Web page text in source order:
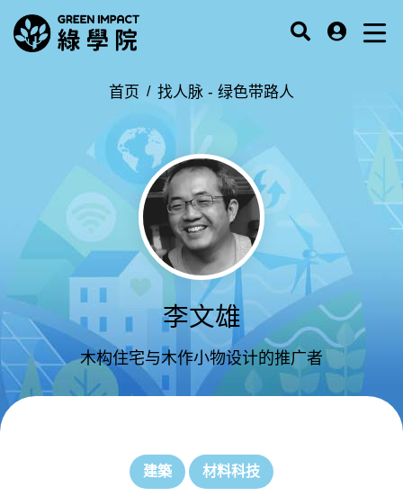
首页 找人脉 - 绿色带路人
李文雄
木构住宅与木作小物设计的推广者
建築 材料科技